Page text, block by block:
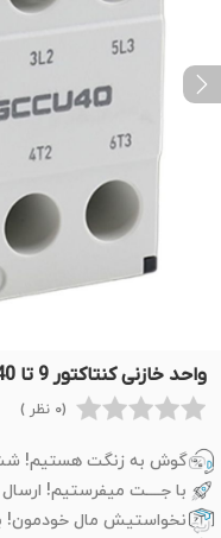
Previous
واحد خازنی کنتاکتور 9 تا 40 آمپر هیوندای
(0 نظر )
گوش به زنگت هستیم! شش روز
با جــــت میفرستیم! ارسال سریعِ 1
نخواستیش مال خودمون!